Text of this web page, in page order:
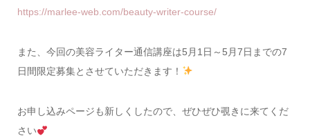
https://marlee-web.com/beauty-writer-course/
また、今回の美容ライター通信講座は5月1日～5月7日までの7
日間限定募集とさせていただきます！
お申し込みページも新しくしたので、ぜひぜひ覗きに来てくだ
さい